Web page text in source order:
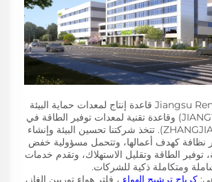
تشمل شركة Jiangsu Renhe قاعدة إنتاج لمعدات حماية البيئة
في جيانغشو (JIANGYIN) وقاعدة تقنية لمعدات توفير الطاقة في
جيانغسو (ZHANGJIAGANG). تتخذ شركتنا تحسين البيئة وإنشاء
نظافة كهدف أعمالها، وتتحمل مسؤولية خفض
توفير الطاقة وتقليل الاستهلاك، وتقدم خدمات
ومتكاملة ذكية للشركات.
كرباج ترشيح الهواء ، فلتر هواء توربين الغاز،